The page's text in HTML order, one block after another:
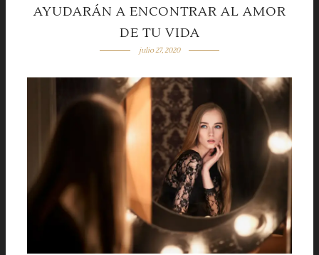
AYUDARÁN A ENCONTRAR AL AMOR
DE TU VIDA
julio 27, 2020